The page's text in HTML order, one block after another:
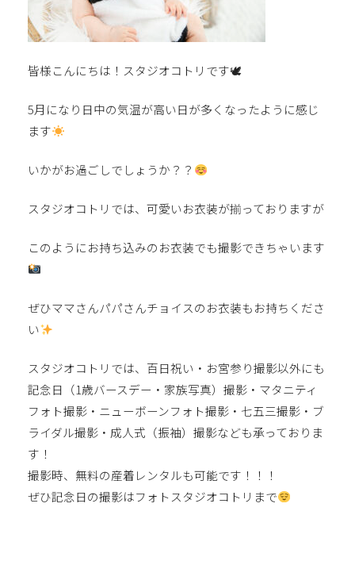
皆様こんにちは！スタジオコトリです🕊
5月になり日中の気温が高い日が多くなったように感じ
ます
いかがお過ごしでしょうか？？
スタジオコトリでは、可愛いお衣装が揃っておりますが
このようにお持ち込みのお衣装でも撮影できちゃいます
ぜひママさんパパさんチョイスのお衣装もお持ちくださ
い
スタジオコトリでは、百日祝い・お宮参り撮影以外にも
記念日（1歳バースデー・家族写真）撮影・マタニティ
フォト撮影・ニューボーンフォト撮影・七五三撮影・ブ
ライダル撮影・成人式（振袖）撮影なども承っておりま
す！
撮影時、無料の産着レンタルも可能です！！！
ぜひ記念日の撮影はフォトスタジオコトリまで